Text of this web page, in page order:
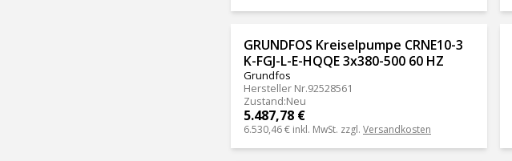
GRUNDFOS Kreiselpumpe CRNE10-3
K-FGJ-L-E-HQQE 3x380-500 60 HZ
Grundfos
Hersteller Nr.92528561
Zustand:Neu
5.487,78 €
6.530,46 € inkl. MwSt. zzgl. Versandkosten